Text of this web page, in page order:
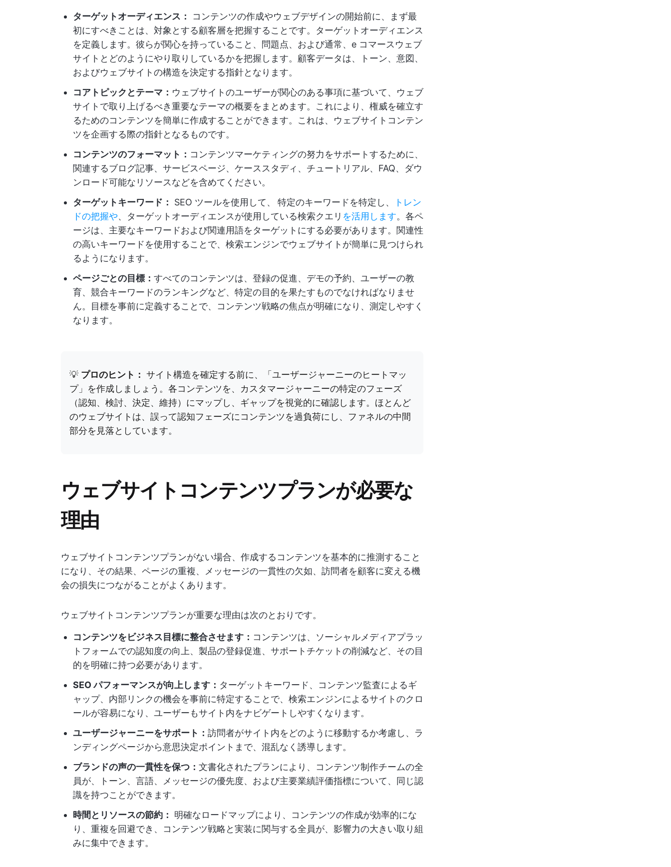
ターゲットオーディエンス：
コンテンツの作成やウェブデザインの開始前に、まず最
初にすべきことは、対象とする顧客層を把握することです。ターゲットオーディエンス
を定義します。彼らが関心を持っていること、問題点、および通常、e コマースウェブ
サイトとどのようにやり取りしているかを把握します。顧客データは、トーン、意図、
およびウェブサイトの構造を決定する指針となります。
コアトピックとテーマ： ウェブサイトのユーザーが関心のある事項に基づいて、ウェブ
サイトで取り上げるべき重要なテーマの概要をまとめます。これにより、権威を確立す
るためのコンテンツを簡単に作成することができます。これは、ウェブサイトコンテン
ツを企画する際の指針となるものです。
コンテンツのフォーマット： コンテンツマーケティングの努力をサポートするために、
関連するブログ記事、サービスページ、ケーススタディ、チュートリアル、FAQ、ダウ
ンロード可能なリソースなどを含めてください。
ターゲットキーワード：
SEO ツールを使用して、 特定のキーワードを特定し、
トレン
ドの把握や、ターゲットオーディエンスが使用している検索クエリ を活用します。各ペ
ージは、主要なキーワードおよび関連用語をターゲットにする必要があります。関連性
の高いキーワードを使用することで、検索エンジンでウェブサイトが簡単に見つけられ
るようになります。
ページごとの目標： すべてのコンテンツは、登録の促進、デモの予約、ユーザーの教
育、競合キーワードのランキングなど、特定の目的を果たすものでなければなりませ
ん。目標を事前に定義することで、コンテンツ戦略の焦点が明確になり、測定しやすく
なります。
💡 プロのヒント： サイト構造を確定する前に、「ユーザージャーニーのヒートマッ
プ」を作成しましょう。各コンテンツを、カスタマージャーニーの特定のフェーズ
（認知、検討、決定、維持）にマップし、ギャップを視覚的に確認します。ほとんど
のウェブサイトは、誤って認知フェーズにコンテンツを過負荷にし、ファネルの中間
部分を見落としています。
ウェブサイトコンテンツプランが必要な
理由
ウェブサイトコンテンツプランがない場合、作成するコンテンツを基本的に推測すること
になり、その結果、ページの重複、メッセージの一貫性の欠如、訪問者を顧客に変える機
会の損失につながることがよくあります。
ウェブサイトコンテンツプランが重要な理由は次のとおりです。
コンテンツをビジネス目標に整合させます： コンテンツは、ソーシャルメディアプラッ
トフォームでの認知度の向上、製品の登録促進、サポートチケットの削減など、その目
的を明確に持つ必要があります。
SEO パフォーマンスが向上します： ターゲットキーワード、コンテンツ監査によるギ
ャップ、内部リンクの機会を事前に特定することで、検索エンジンによるサイトのクロ
ールが容易になり、ユーザーもサイト内をナビゲートしやすくなります。
ユーザージャーニーをサポート： 訪問者がサイト内をどのように移動するか考慮し、ラ
ンディングページから意思決定ポイントまで、混乱なく誘導します。
ブランドの声の一貫性を保つ： 文書化されたプランにより、コンテンツ制作チームの全
員が、トーン、言語、メッセージの優先度、および主要業績評価指標について、同じ認
識を持つことができます。
時間とリソースの節約：
明確なロードマップにより、コンテンツの作成が効率的にな
り、重複を回避でき、コンテンツ戦略と実装に関与する全員が、影響力の大きい取り組
みに集中できます。